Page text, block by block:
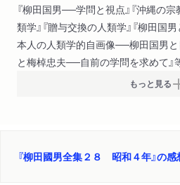
『柳田国男──学問と視点』『沖縄の宗
類学』『贈与交換の人類学』『柳田国
本人の人類学的自画像──柳田国男と
と梅棹忠夫──自前の学問を求めて』
もっと見る
『柳田國男全集２８ 昭和４年』の感